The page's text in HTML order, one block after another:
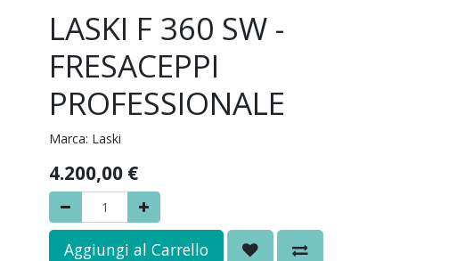
LASKI F 360 SW -
FRESACEPPI
PROFESSIONALE
Marca: Laski
4.200,00 €
Aggiungi al Carrello